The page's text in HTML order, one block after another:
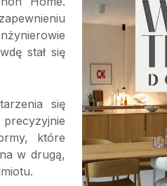
stał się
się
precyzyjnie
które
w drugą,